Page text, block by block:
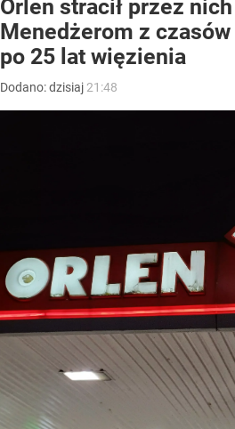
Orlen stracił przez
Menedżerom z
po 25 lat więzienia
Dodano:dzisiaj 21:48